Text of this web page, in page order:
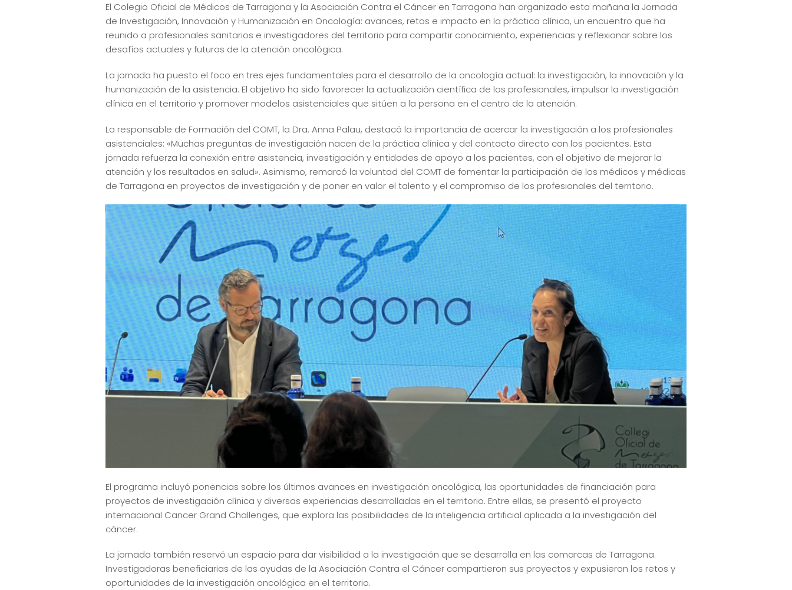
El Colegio Oficial de Médicos de Tarragona y la Asociación Contra el Cáncer en Tarragona han organizado esta mañana la Jornada
de Investigación, Innovación y Humanización en Oncología: avances, retos e impacto en la práctica clínica, un encuentro que ha
reunido a profesionales sanitarios e investigadores del territorio para compartir conocimiento, experiencias y reflexionar sobre los
desafíos actuales y futuros de la atención oncológica.
La jornada ha puesto el foco en tres ejes fundamentales para el desarrollo de la oncología actual: la investigación, la innovación y la
humanización de la asistencia. El objetivo ha sido favorecer la actualización científica de los profesionales, impulsar la investigación
clínica en el territorio y promover modelos asistenciales que sitúen a la persona en el centro de la atención.
La responsable de Formación del COMT, la Dra. Anna Palau, destacó la importancia de acercar la investigación a los profesionales
asistenciales: «Muchas preguntas de investigación nacen de la práctica clínica y del contacto directo con los pacientes. Esta
jornada refuerza la conexión entre asistencia, investigación y entidades de apoyo a los pacientes, con el objetivo de mejorar la
atención y los resultados en salud». Asimismo, remarcó la voluntad del COMT de fomentar la participación de los médicos y médicas
de Tarragona en proyectos de investigación y de poner en valor el talento y el compromiso de los profesionales del territorio.
El programa incluyó ponencias sobre los últimos avances en investigación oncológica, las oportunidades de financiación para
proyectos de investigación clínica y diversas experiencias desarrolladas en el territorio. Entre ellas, se presentó el proyecto
internacional Cancer Grand Challenges, que explora las posibilidades de la inteligencia artificial aplicada a la investigación del
cáncer.
La jornada también reservó un espacio para dar visibilidad a la investigación que se desarrolla en las comarcas de Tarragona.
Investigadoras beneficiarias de las ayudas de la Asociación Contra el Cáncer compartieron sus proyectos y expusieron los retos y
oportunidades de la investigación oncológica en el territorio.